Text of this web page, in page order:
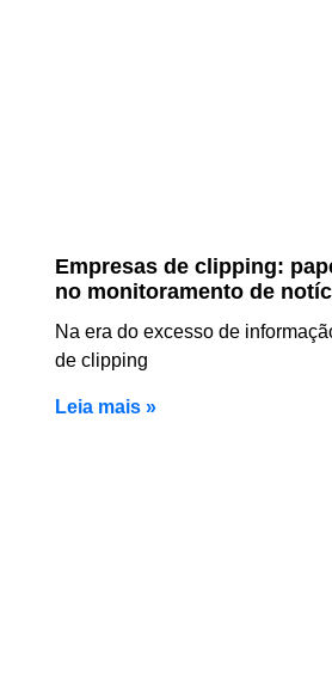
Empresas de clipping:
no monitoramento de
Na era do excesso de
de clipping
Leia mais »